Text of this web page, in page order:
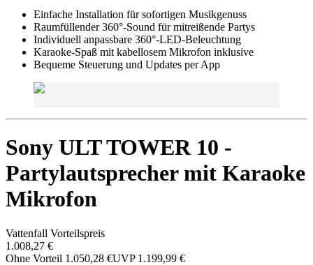
Einfache Installation für sofortigen Musikgenuss
Raumfüllender 360°-Sound für mitreißende Partys
Individuell anpassbare 360°-LED-Beleuchtung
Karaoke-Spaß mit kabellosem Mikrofon inklusive
Bequeme Steuerung und Updates per App
Sony ULT TOWER 10 -
Partylautsprecher mit Karaoke
Mikrofon
Vattenfall Vorteilspreis
1.008,27 €
Ohne Vorteil 1.050,28 €UVP 1.199,99 €